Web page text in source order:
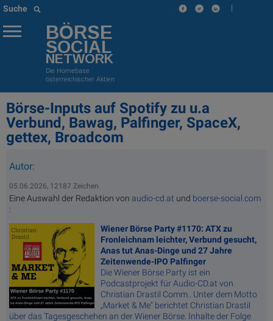
Suche |
BÖRSE
SOCIAL
NETWORK
Die Homebase
österreichischer Aktien
Börse-Inputs auf Spotify zu u.a
Verbund, Bawag, Palfinger, SpaceX,
gettex, Broadcom
Autor:
05.06.2026, 12187 Zeichen
Eine Auswahl der Redaktion von audio-cd.at und boerse-social.com
:
Wiener Börse Party #1170: ATX zu
Fronleichnam leichter, Verbund gesucht,
Anas tut Anas-Dinge und 27 Jahre
Zeitenwende-IPO Palfinger
Die Wiener Börse Party ist ein
Podcastprojekt für Audio-CD.at von
Christian Drastil Comm.. Unter dem Motto
„Market & Me“ berichtet Christian Drastil
über das Tagesgeschehen an der Wiener Börse. Inhalte der Folge